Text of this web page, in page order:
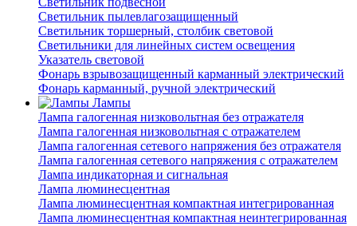
Светильник пылевлагозащищенный
Светильник торшерный, столбик световой
Светильники для линейных систем освещения
Указатель световой
Фонарь взрывозащищенный карманный электрический
Фонарь карманный, ручной электрический
Лампы
Лампа галогенная низковольтная без отражателя
Лампа галогенная низковольтная с отражателем
Лампа галогенная сетевого напряжения без отражателя
Лампа галогенная сетевого напряжения с отражателем
Лампа индикаторная и сигнальная
Лампа люминесцентная
Лампа люминесцентная компактная интегрированная
Лампа люминесцентная компактная неинтегрированная